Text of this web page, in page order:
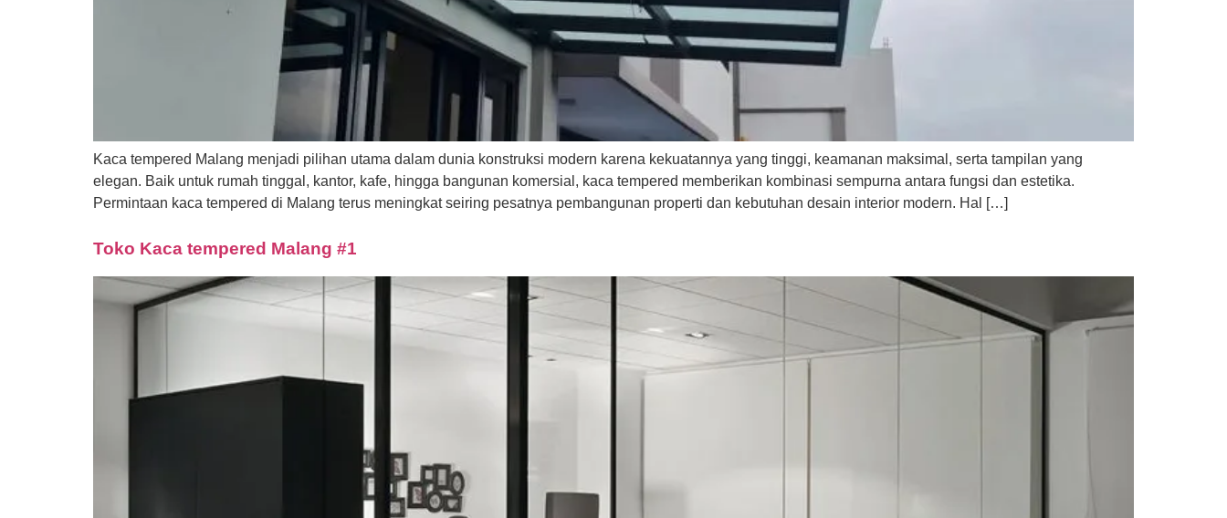
Kaca tempered Malang menjadi pilihan utama dalam dunia konstruksi modern karena kekuatannya yang tinggi, keamanan maksimal, serta tampilan yang
elegan. Baik untuk rumah tinggal, kantor, kafe, hingga bangunan komersial, kaca tempered memberikan kombinasi sempurna antara fungsi dan estetika.
Permintaan kaca tempered di Malang terus meningkat seiring pesatnya pembangunan properti dan kebutuhan desain interior modern. Hal […]
Toko Kaca tempered Malang #1